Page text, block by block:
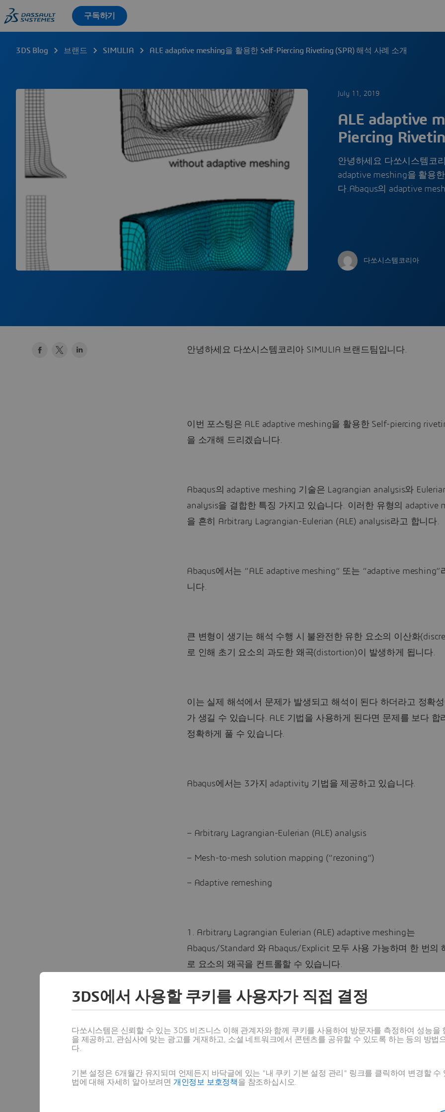
3DS Blog 브랜드 SIMULIA ALE adaptive meshing을 활용한 Self-Piercing Riveting (SPR) 해석 사례 소개
July 11, 2019
ALE adaptive
Piercing
안녕하세요 다쏘시스템코
adaptive meshing을 활용
다.​Abaqus의 adaptive
다쏘시스템코리아
안녕하세요 다쏘시스템코리아 SIMULIA 브랜드팀입니다.
이번 포스팅은 ALE adaptive meshing을 활용한 Self-piercing
을 소개해 드리겠습니다.
Abaqus의 adaptive meshing 기술은 Lagrangian analysis와
analysis을 결합한 특징 가지고 있습니다. 이러한 유형의 adaptive
을 흔히 Arbitrary Lagrangian-Eulerian (ALE) analysis라고 합니다.
Abaqus에서는 “ALE adaptive meshing” 또는 “adaptive meshing”
니다.
큰 변형이 생기는 해석 수행 시 불완전한 유한 요소의 이산화
로 인해 초기 요소의 과도한 왜곡(distortion)이 발생하게 됩니다.
이는 실제 해석에서 문제가 발생되고 해석이 된다 하더라고 정확성
가 생길 수 있습니다. ALE 기법을 사용하게 된다면 문제를 보다 합
정확하게 풀 수 있습니다.
Abaqus에서는 3가지 adaptivity 기법을 제공하고 있습니다.
– Arbitrary Lagrangian-Eulerian (ALE) analysis
– Mesh-to-mesh solution mapping (“rezoning”)
– Adaptive remeshing
1. Arbitrary Lagrangian Eulerian (ALE) adaptive meshing는
Abaqus/Standard 와 Abaqus/Explicit 모두 사용 가능하며 한 번의
로 요소의 왜곡을 컨트롤할 수 있습니다.
Abaqus/Standard 사용 시 acoustic domain mesh나 타이어 마모 해
사용할 수 있고 Abaqus/Explicit 사용 시에는 충격 해석, 관통 해석,
것이 일반적입니다.
생성됩니다. 이로 인해 요소의 왜곡을 줄이고 일정한 aspect ratio
연결 구조가 변경되지 않습니다. 마지막으로 영역이 지정되면 자
3DS에서 사용할 쿠키를 사용자가 직접 결정
다쏘시스템은 신뢰할 수 있는 3DS 비즈니스 이해 관계자와 함께 쿠키를 사용하여 방문자를 측정하여 성능
을 제공하고, 관심사에 맞는 광고를 게재하고, 소셜 네트워크에서 콘텐츠를 공유할 수 있도록 하는 등의 방법
다.
기본 설정은 6개월간 유지되며 언제든지 바닥글에 있는 "내 쿠키 기본 설정 관리" 링크를 클릭하여 변경할
법에 대해 자세히 알아보려면 개인정보 보호정책을 참조하십시오.